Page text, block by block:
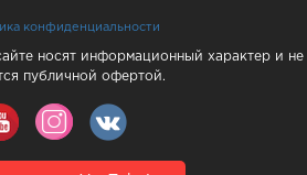
конфиденциальности
носят информационный характер и не
публичной офертой.